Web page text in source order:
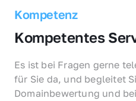
Kompetenz
Kompetentes
Es ist bei Fragen gerne
für Sie da, und begleitet
Domainbewertung und